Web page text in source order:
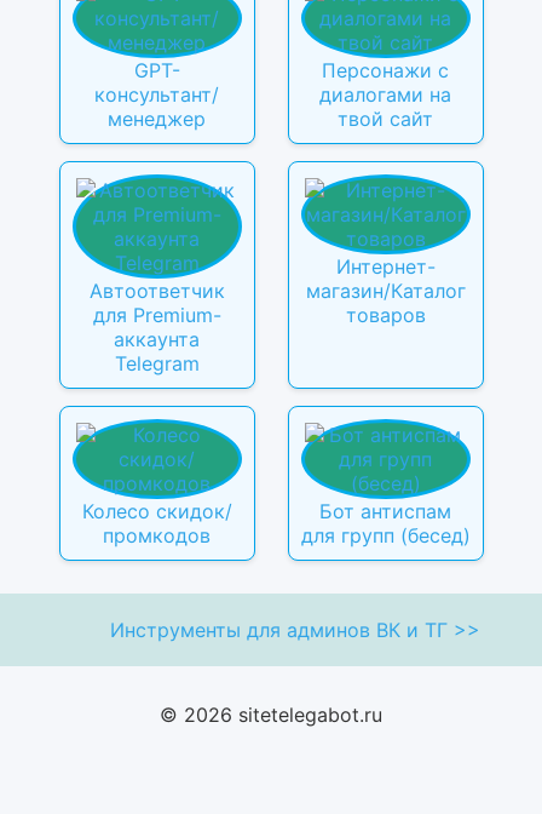
GPT-
консультант/
менеджер
Персонажи с
диалогами на
твой сайт
Автоответчик
для Premium-
аккаунта
Telegram
Интернет-
магазин/Каталог
товаров
Колесо скидок/
промкодов
Бот антиспам
для групп (бесед)
Инструменты для админов ВК и ТГ >>
© 2026 sitetelegabot.ru